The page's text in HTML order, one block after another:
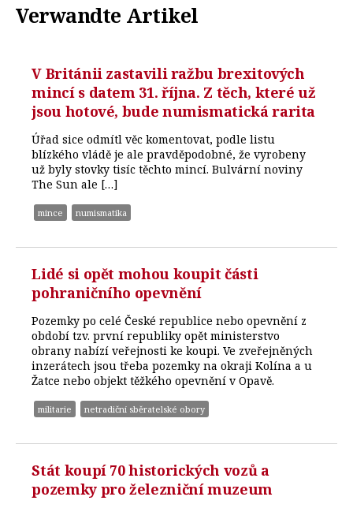
Verwandte Artikel
V Británii zastavili ražbu brexitových
mincí s datem 31. října. Z těch, které už
jsou hotové, bude numismatická rarita
Úřad sice odmítl věc komentovat, podle listu
blízkého vládě je ale pravděpodobné, že vyrobeny
už byly stovky tisíc těchto mincí. Bulvární noviny
The Sun ale […]
mince numismatika
Lidé si opět mohou koupit části
pohraničního opevnění
Pozemky po celé České republice nebo opevnění z
období tzv. první republiky opět ministerstvo
obrany nabízí veřejnosti ke koupi. Ve zveřejněných
inzerátech jsou třeba pozemky na okraji Kolína a u
Žatce nebo objekt těžkého opevnění v Opavě.
militarie netradiční sběratelské obory
Stát koupí 70 historických vozů a
pozemky pro železniční muzeum